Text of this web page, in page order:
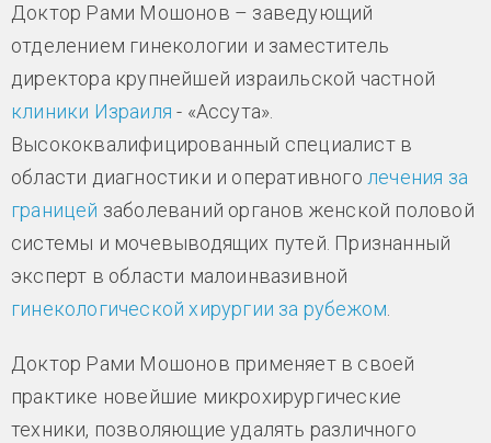
Доктор Рами Мошонов – заведующий
отделением гинекологии и заместитель
директора крупнейшей израильской частной
клиники Израиля - «Ассута».
Высококвалифицированный специалист в
области диагностики и оперативного лечения за
границей заболеваний органов женской половой
системы и мочевыводящих путей. Признанный
эксперт в области малоинвазивной
гинекологической хирургии за рубежом
Доктор Рами Мошонов применяет в своей
практике новейшие микрохирургические
техники, позволяющие удалять различного